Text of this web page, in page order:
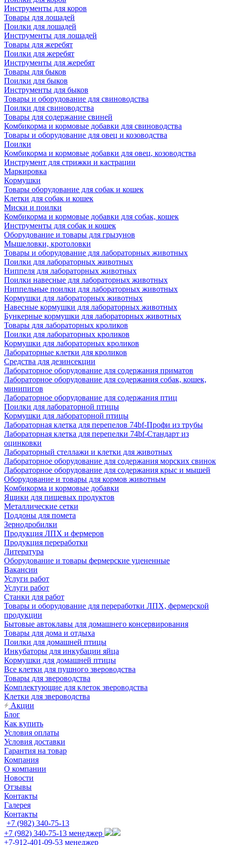
Инструменты для коров
Товары для лошадей
Поилки для лошадей
Инструменты для лошадей
Товары для жеребят
Поилки для жеребят
Инструменты для жеребят
Товары для быков
Поилки для быков
Инструменты для быков
Товары и оборудование для свиноводства
Поилки для свиноводства
Товары для содержание свиней
Комбикорма и кормовые добавки для свиноводства
Товары и оборудование для овец и козоводства
Поилки
Комбикорма и кормовые добавки для овец, козоводства
Инструмент для стрижки и кастрации
Маркировка
Кормушки
Товары оборудование для собак и кошек
Клетки для собак и кошек
Миски и поилки
Комбикорма и кормовые добавки для собак, кошек
Инструменты для собак и кошек
Оборудование и товары для грызунов
Мышеловки, кротоловки
Товары и оборудование для лабораторных животных
Поилки для лабораторных животных
Ниппеля для лабораторных животных
Поилки навесные для лабораторных животных
Ниппельные поилки для лабораторных животных
Кормушки для лабораторных животных
Навесные кормушки для лабораторных животных
Бункерные кормушки для лабораторных животных
Товары для лабораторных кроликов
Поилки для лабораторных кроликов
Кормушки для лабораторных кроликов
Лабораторные клетки для кроликов
Средства для дезинсекции
Лабораторное оборудование для содержания приматов
Лабораторное оборудование для содержания собак, кошек,
минипигов
Лабораторное оборудование для содержания птиц
Поилки для лабораторной птицы
Кормушки для лабораторной птицы
Лабораторная клетка для перепелов 74bf-Профи из трубы
Лабораторная клетка для перепелки 74bf-Стандарт из
оцинковки
Лабораторный стеллажи и клетки для животных
Лабораторное оборудование для содержания морских свинок
Лабораторное оборудование для содержания крыс и мышей
Оборудование и товары для кормов животным
Комбикорма и кормовые добавки
Ящики для пищевых продуктов
Металлические сетки
Поддоны для помета
Зернодробилки
Продукция ЛПХ и фермеров
Продукция переработки
Литература
Оборудование и товары фермерские уцененные
Вакансии
Услуги работ
Услуги работ
Станки для работ
Товары и оборудование для переработки ЛПХ, фермерской
продукции
Бытовые автоклавы для домашнего консервирования
Товары для дома и отдыха
Поилки для домашней птицы
Инкубаторы для инкубации яйца
Кормушки для домашней птицы
Все клетки для пушного звероводства
Товары для звероводства
Комплектующие для клеток звероводства
Клетки для звероводства
Акции
Блог
Как купить
Условия оплаты
Условия доставки
Гарантия на товар
Компания
О компании
Новости
Отзывы
Контакты
Галерея
Контакты
+7 (982) 340-75-13
+7 (982) 340-75-13 менеджер
+7-912-401-09-53 менеджер